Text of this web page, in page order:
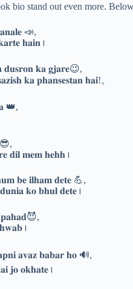
bio stand out even more.
📣,
𝐡𝐚𝐢𝐧।
𝐝𝐮𝐬𝐫𝐨𝐧 𝐤𝐚 𝐠𝐣𝐚𝐫𝐞😉,
𝐤𝐚 𝐩𝐡𝐚𝐧𝐬𝐞𝐬𝐭𝐚𝐧 𝐡𝐚𝐢!。
👑,
𝐝𝐢𝐥 𝐦𝐞𝐦 𝐡𝐞𝐡𝐡।
𝐛𝐞 𝐢𝐥𝐡𝐚𝐦 𝐝𝐞𝐭𝐞 💪,
𝐤𝐨 𝐛𝐡𝐮𝐥 𝐝𝐞𝐭𝐞।
𝐩𝐚𝐡𝐚𝐝😈,
𝐚𝐯𝐚𝐳 𝐛𝐚𝐛𝐚𝐫 𝐡𝐨 🔊,
𝐣𝐨 𝐨𝐤𝐡𝐚𝐭𝐞।